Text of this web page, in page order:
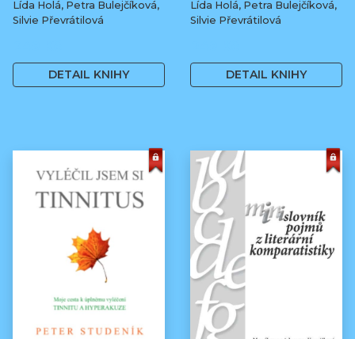
Lída Holá, Petra Bulejčíková,
Silvie Převrátilová
DETAIL KNIHY
Lída Holá, Petra Bulejčíková,
Silvie Převrátilová
DETAIL KNIHY